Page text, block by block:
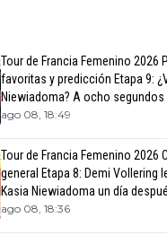
Tour de Francia Femenino 2026
favoritas y predicción Etapa 9:
Niewiadoma? A ocho segundos
ago 08, 18:49
Tour de Francia Femenino 2026
general Etapa 8: Demi Vollering
Kasia Niewiadoma un día
ago 08, 18:36